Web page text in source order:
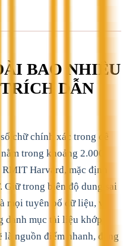
BAO NHIÊU
DẪN
chữ chính xác trong đề
trong khoảng 2.000
Harvard, mặc định
Giữ trong biên độ dung sai
mọi tuyên bố dữ liệu, và
danh mục tài liệu khớp
là nguồn điểm nhanh, đáng